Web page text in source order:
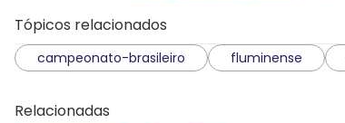
Tópicos relacionados
campeonato-brasileiro fluminense
Relacionadas